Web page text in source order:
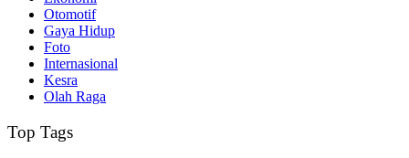
Otomotif
Gaya Hidup
Foto
Internasional
Kesra
Olah Raga
Top Tags